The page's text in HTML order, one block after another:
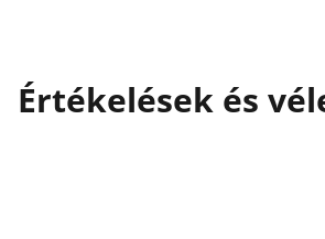
Értékelések és